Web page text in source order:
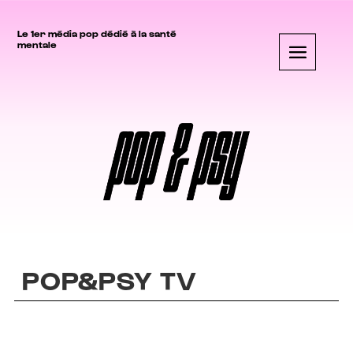
Le 1er média pop dédié à la santé
mentale
POP&PSY TV